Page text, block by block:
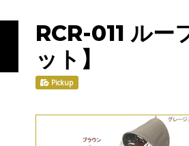
RCR-011 ルー
ット】
Pickup